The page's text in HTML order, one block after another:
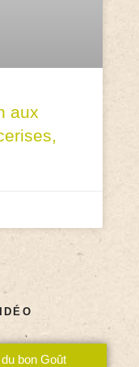
aux
bon Goût